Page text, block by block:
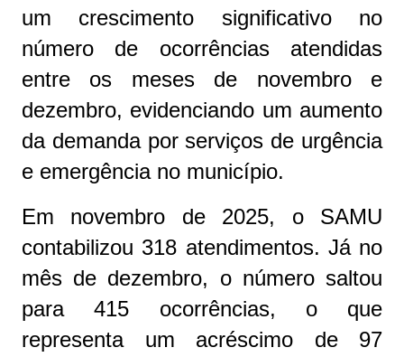
um crescimento significativo no
número de ocorrências atendidas
entre os meses de novembro e
dezembro, evidenciando um aumento
da demanda por serviços de urgência
e emergência no município.
Em novembro de 2025, o SAMU
contabilizou 318 atendimentos. Já no
mês de dezembro, o número saltou
para 415 ocorrências, o que
representa um acréscimo de 97